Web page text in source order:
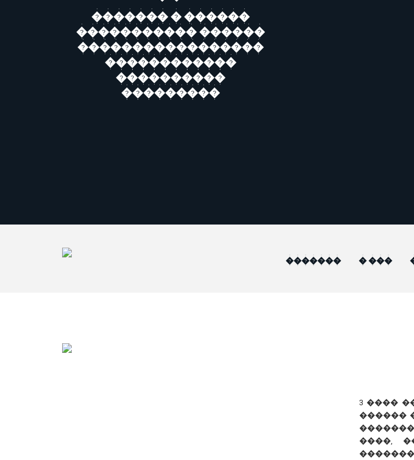
������� � ������
����������� ������
�����������������
������������
����������
���������
������� � ���
3 ����
������
����,